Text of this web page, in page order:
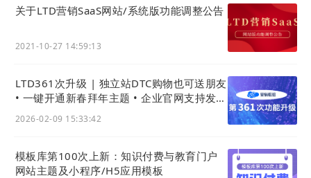
关于LTD营销SaaS网站/系统版功能调整公告
2021-10-27 14:59:13
LTD361次升级 | 独立站DTC购物也可送朋友
• 一键开通新春拜年主题 • 企业官网支持发拜
2026-02-09 15:33:42
模板库第100次上新：知识付费与教育门户
网站主题及小程序/H5应用模板